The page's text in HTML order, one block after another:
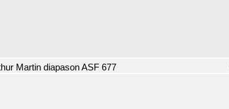
Martin diapason ASF 677